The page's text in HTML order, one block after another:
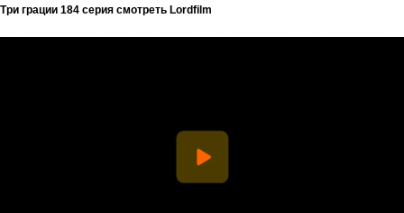
Три грации 184 серия смотреть Lordfilm